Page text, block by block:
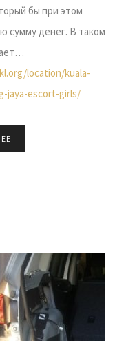
бы при этом
сумму денег. В таком
location/kuala-
jaya-escort-girls/